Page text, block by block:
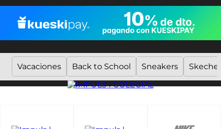
Vacaciones Back to School Sneakers
1.
tenis mujer
tenis hombre
4.
botas mujer